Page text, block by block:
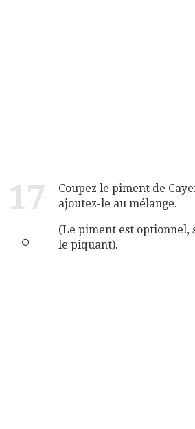
17
Coupez le piment de
ajoutez-le au mélange.
(Le piment est optionnel,
le piquant).